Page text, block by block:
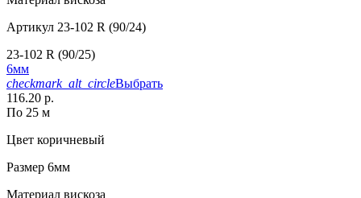
Артикул 23-102 R (90/24)
23-102 R (90/25)
6мм
checkmark_alt_circleВыбрать
116.20 р.
По 25 м
Цвет коричневый
Размер 6мм
Материал вискоза